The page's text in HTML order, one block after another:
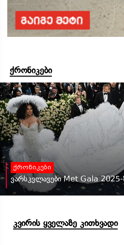
ქრონიკები
ქრონიკები
ვარსკვლავები Met Gala
კვირის ყველაზე კითხვადი